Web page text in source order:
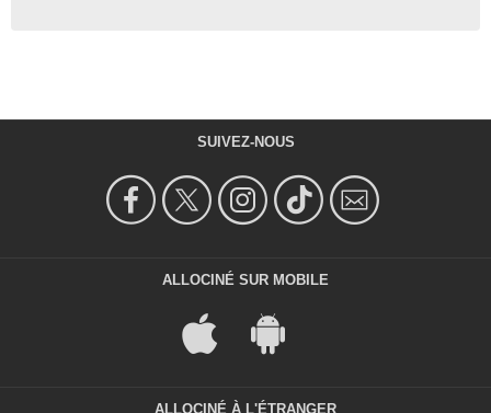
SUIVEZ-NOUS
ALLOCINÉ SUR MOBILE
ALLOCINÉ À L'ÉTRANGER